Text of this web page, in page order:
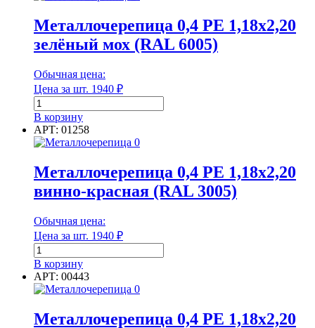
1,2х2м
коричневый
8017
Металлочерепица 0,4 РЕ 1,18х2,20
зелёный мох (RAL 6005)
Обычная цена:
Цена за шт. 1940 ₽
Количество
товара
Металлочерепица
0,4
1,18х2,20
зелёный
мох
(RAL
6005)
В корзину
АРТ: 01258
Металлочерепица 0,4 РЕ 1,18х2,20
винно-красная (RAL 3005)
Обычная цена:
Цена за шт. 1940 ₽
Количество
товара
Металлочерепица
0,4
1,18х2,20
винно-
В корзину
АРТ: 00443
Металлочерепица 0,4 РЕ 1,18х2,20